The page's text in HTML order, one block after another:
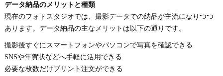
データ納品のメリットと種類
現在のフォトスタジオでは、撮影データでの納品が主流になりつつ
あります。データ納品の主なメリットは以下の通りです。
撮影後すぐにスマートフォンやパソコンで写真を確認できる
SNSや年賀状などへ手軽に活用できる
必要な枚数だけプリント注文ができる